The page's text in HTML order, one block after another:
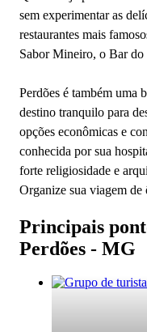
sem experimentar as
restaurantes mais
Sabor Mineiro, o Bar
Perdões é também uma
destino tranquilo para
opções econômicas e
conhecida por sua
forte religiosidade e
Organize sua viagem de
Principais
Perdões - MG